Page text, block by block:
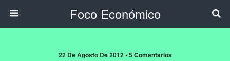
Foco Económico
22 De Agosto De 2012 • 5 Comentarios